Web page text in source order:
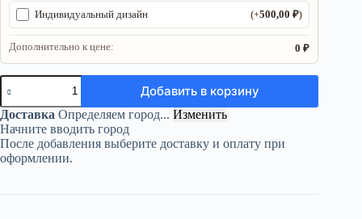
Индивидуальный дизайн (+500,00₽)
Дополнительно к цене: 0 ₽
Количество
товара
Органайзер
ДнД
«Критическая
милота
поле»
Добавить в корзину
Доставка Определяем город... Изменить
Начните вводить город
После добавления выберите доставку и оплату при
оформлении.